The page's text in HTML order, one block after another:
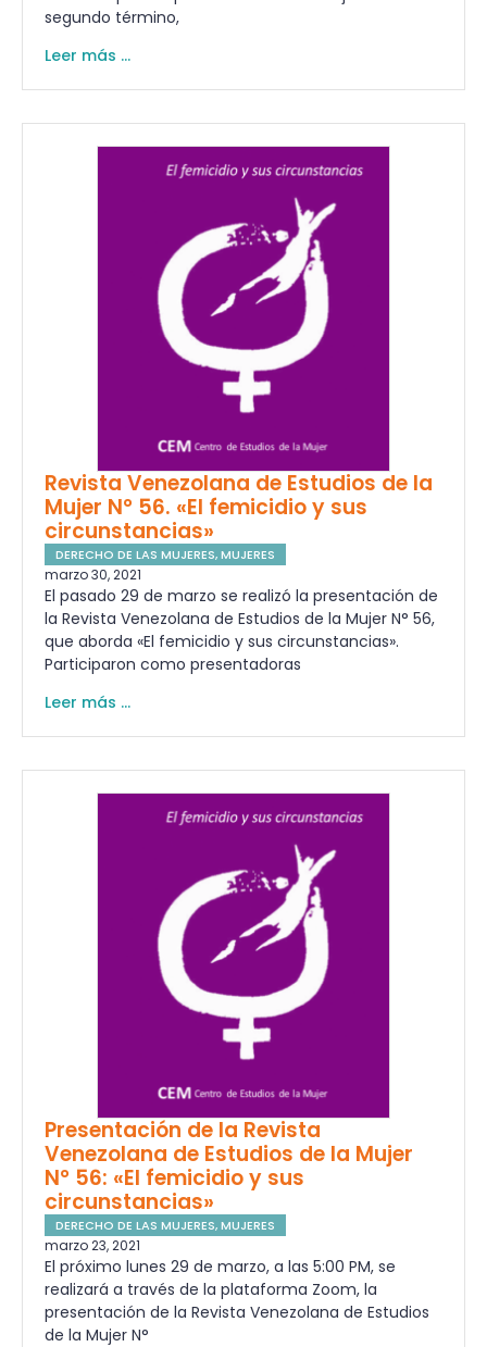
segundo término,
Leer más ...
Revista Venezolana de Estudios de la
Mujer N° 56. «El femicidio y sus
circunstancias»
DERECHO DE LAS MUJERES,MUJERES
marzo 30, 2021
El pasado 29 de marzo se realizó la presentación de
la Revista Venezolana de Estudios de la Mujer N° 56,
que aborda «El femicidio y sus circunstancias».
Participaron como presentadoras
Leer más ...
Presentación de la Revista
Venezolana de Estudios de la Mujer
N° 56: «El femicidio y sus
circunstancias»
DERECHO DE LAS MUJERES,MUJERES
marzo 23, 2021
El próximo lunes 29 de marzo, a las 5:00 PM, se
realizará a través de la plataforma Zoom, la
presentación de la Revista Venezolana de Estudios
de la Mujer N°